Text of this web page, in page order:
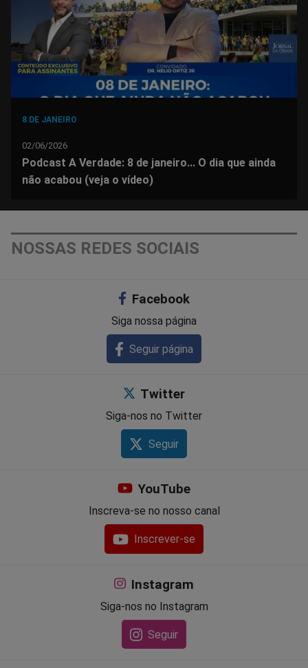
8 DE JANEIRO
02/06/2026
Podcast A Verdade: 8 de janeiro... O dia que ainda
não acabou (veja o vídeo)
NOSSAS REDES SOCIAIS
Facebook
Siga nossa página
Seguir página
Twitter
Siga-nos no Twitter
Seguir
YouTube
Inscreva-se no nosso canal
Inscrever-se
Instagram
Siga-nos no Instagram
Seguir